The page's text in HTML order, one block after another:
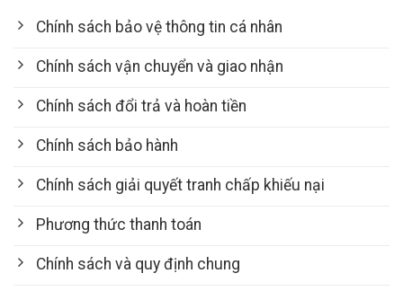
Chính sách bảo vệ thông tin cá nhân
Chính sách vận chuyển và giao nhận
Chính sách đổi trả và hoàn tiền
Chính sách bảo hành
Chính sách giải quyết tranh chấp khiếu nại
Phương thức thanh toán
Chính sách và quy định chung